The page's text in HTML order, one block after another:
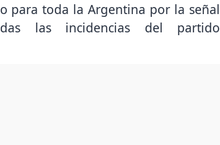
para toda la Argentina por la señal
las incidencias del partido